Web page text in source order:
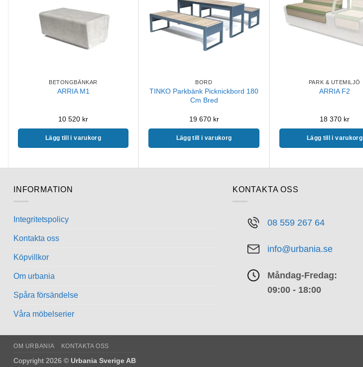
BETONGBÄNKAR
ARRIA M1
10 520 kr
Lägg till i varukorg
BORD
TINKO Parkbänk Picknickbord 180
Cm Bred
19 670 kr
Lägg till i varukorg
PARK & UTEMILJÖ
ARRIA F2
18 370 kr
Lägg till i varukorg
INFORMATION
Integritetspolicy
Kontakta oss
Köpvillkor
Om urbania
Spåra försändelse
Våra möbelserier
KONTAKTA OSS
08 559 267 64
info@urbania.se
Måndag-Fredag:
09:00 - 18:00
OM URBANIA KONTAKTA OSS
Copyright 2026 © Urbania Sverige AB